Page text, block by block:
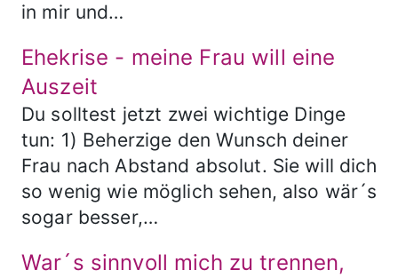
in mir und…
Ehekrise - meine Frau will eine
Auszeit
Du solltest jetzt zwei wichtige Dinge
tun: 1) Beherzige den Wunsch deiner
Frau nach Abstand absolut. Sie will dich
so wenig wie möglich sehen, also wär´s
sogar besser,…
War´s sinnvoll mich zu trennen,